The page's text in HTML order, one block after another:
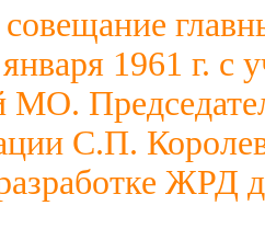
1961 г. с
МО.
С.П.
ЖРД